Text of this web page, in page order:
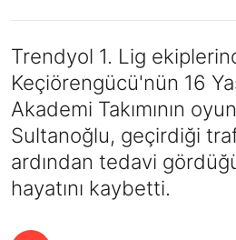
Trendyol 1. Lig
Keçiörengücü'nün 16
Akademi Takımının
Sultanoğlu, geçirdiği
ardından tedavi
hayatını kaybetti.